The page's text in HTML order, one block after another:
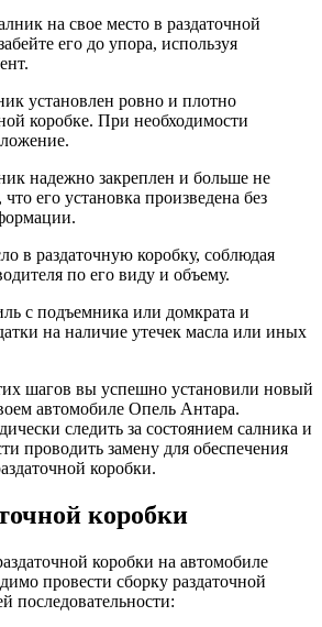
на свое место в раздаточной
его до упора, используя
установлен ровно и плотно
коробке. При необходимости
надежно закреплен и больше не
что его установка произведена без
в раздаточную коробку, соблюдая
по его виду и объему.
с подъемника или домкрата и
на наличие утечек масла или иных
шагов вы успешно установили новый
автомобиле Опель Антара.
следить за состоянием салника и
проводить замену для обеспечения
коробки.
коробки
коробки на автомобиле
провести сборку раздаточной
последовательности: